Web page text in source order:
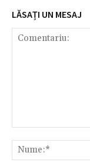
LĂSAȚI UN MESAJ